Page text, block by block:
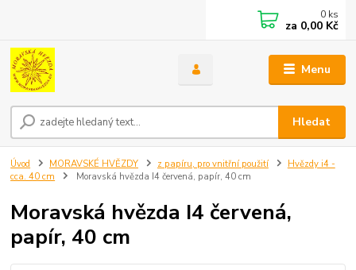
Menu
Hledat
0 ks
za 0,00 Kč
Úvod MORAVSKÉ HVĚZDY z papíru, pro vnitřní použití
Hvězdy i4 -
cca. 40 cm
Moravská hvězda I4 červená, papír, 40 cm
Moravská hvězda I4 červená,
papír, 40 cm